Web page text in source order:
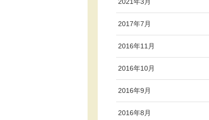
2017年7月
2016年11月
2016年10月
2016年9月
2016年8月